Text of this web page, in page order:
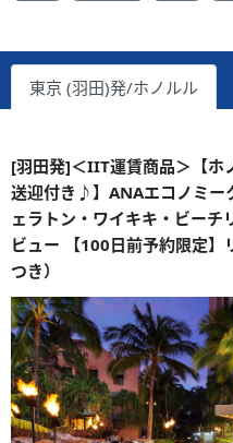
東京 (羽田)発/ホノルル
[羽田発]＜IIT運賃商品＞【ホ
送迎付き♪】ANAエコノミー
ェラトン・ワイキキ・ビー
ビュー 【100日前予約限定
つき）